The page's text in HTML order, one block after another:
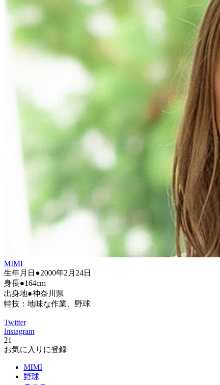
MIMI
生年月日●2000年2月24日
身長●164cm
出身地●神奈川県
特技：地味な作業、野球
Twitter
Instagram
21
お気に入りに登録
MIMI
野球